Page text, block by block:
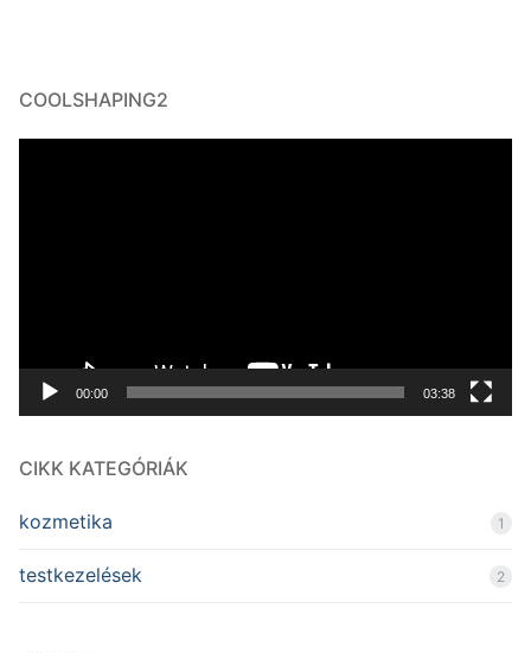
COOLSHAPING2
00:00 03:38
CIKK KATEGÓRIÁK
kozmetika 1
testkezelések 2